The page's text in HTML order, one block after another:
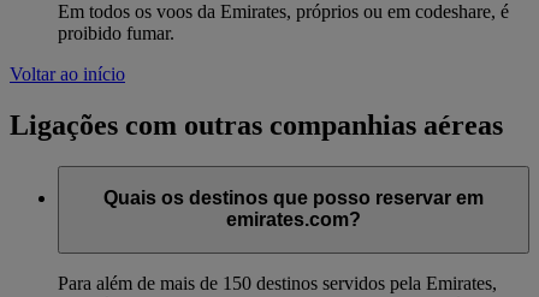
Em todos os voos da Emirates, próprios ou em codeshare, é
proibido fumar.
Voltar ao início
Ligações com outras companhias aéreas
Quais os destinos que posso reservar em
emirates.com?
Para além de mais de 150 destinos servidos pela Emirates,